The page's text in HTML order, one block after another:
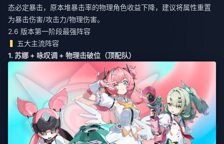
态必定暴击，原本堆暴击率的物理角色收益下降，建议将属性重置
为暴击伤害/攻击力/物理伤害。
2.6 版本第一阶段最强阵容
五大主流阵容
1. 苏娜 + 咏叹调 + 物理击破位（顶配队）